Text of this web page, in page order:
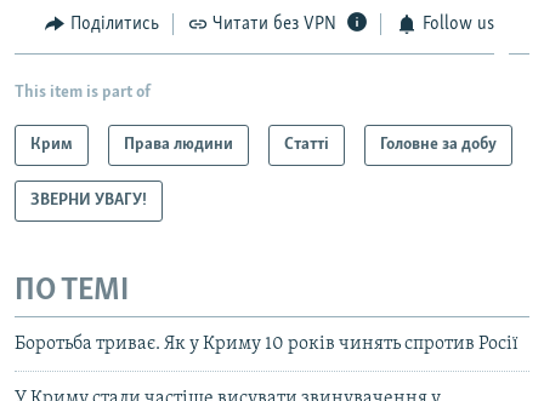
Поділитись Читати без VPN Follow us
This item is part of
Крим Права людини Статті Головне за добу
ЗВЕРНИ УВАГУ!
ПО ТЕМІ
Боротьба триває. Як у Криму 10 років чинять спротив Росії